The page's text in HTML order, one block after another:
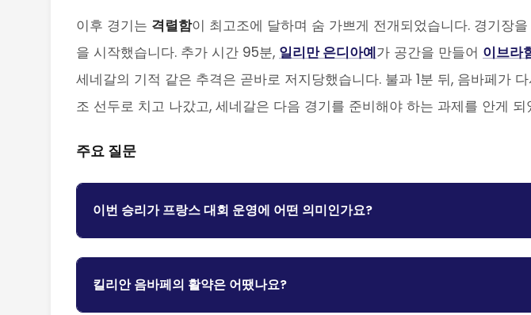
이후 경기는 격렬함이 최고조에 달하며 숨 가쁘게 전개되었습니다. 경기장
을 시작했습니다. 추가 시간 95분, 일리만 은디아예가 공간을 만들어 이브라
세네갈의 기적 같은 추격은 곧바로 저지당했습니다. 불과 1분 뒤, 음바페가
조 선두로 치고 나갔고, 세네갈은 다음 경기를 준비해야 하는 과제를 안게 되
주요 질문
이번 승리가 프랑스 대회 운영에 어떤 의미인가요?
킬리안 음바페의 활약은 어땠나요?